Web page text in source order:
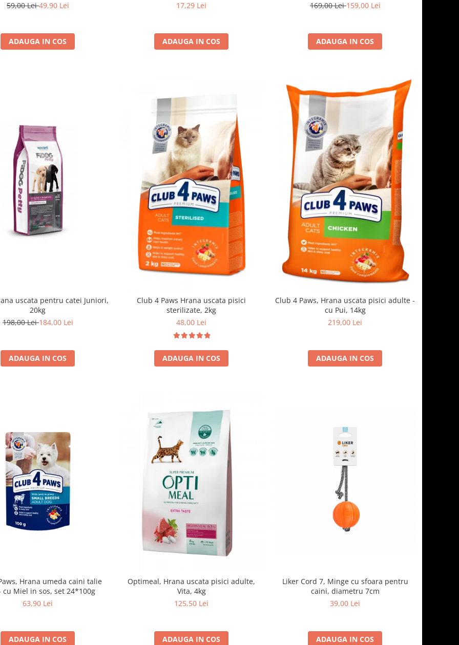
59,00 Lei49,90 Lei
ADAUGA IN COS
17,29 Lei
ADAUGA IN COS
169,00 Lei159,00 Lei
ADAUGA IN COS
uscata pentru catei Juniori,
20kg
198,00 Lei184,00 Lei
ADAUGA IN COS
Club 4 Paws Hrana uscata pisici
sterilizate, 2kg
48,00 Lei
ADAUGA IN COS
Club 4 Paws, Hrana uscata pisici adulte -
cu Pui, 14kg
219,00 Lei
ADAUGA IN COS
Hrana umeda caini talie
cu Miel in sos, set 24*100g
63,90 Lei
ADAUGA IN COS
Optimeal, Hrana uscata pisici adulte,
Vita, 4kg
125,50 Lei
ADAUGA IN COS
Liker Cord 7, Minge cu sfoara pentru
caini, diametru 7cm
39,00 Lei
ADAUGA IN COS